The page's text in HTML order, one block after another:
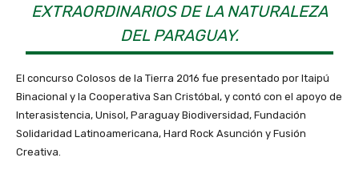
EXTRAORDINARIOS DE LA NATURALEZA
DEL PARAGUAY.
El concurso Colosos de la Tierra 2016 fue presentado por Itaipú
Binacional y la Cooperativa San Cristóbal, y contó con el apoyo de
Interasistencia, Unisol, Paraguay Biodiversidad, Fundación
Solidaridad Latinoamericana, Hard Rock Asunción y Fusión
Creativa.